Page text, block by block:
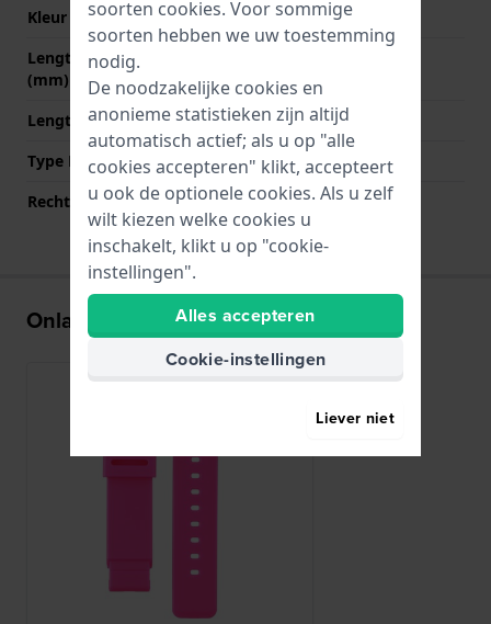
Kleur sluiting
Zilver
Lengte band op 12 uur
(mm)
Lengte band op 6 uur (mm) 105 mm
Type Bevestiging
Schroef
Rechte aanzet
Nee
Onlangs bekeken
soorten cookies. Voor sommige
soorten hebben we uw toestemming
nodig.
De noodzakelijke cookies en
anonieme statistieken zijn altijd
automatisch actief; als u op "alle
cookies accepteren" klikt, accepteert
u ook de optionele cookies. Als u zelf
wilt kiezen welke cookies u
inschakelt, klikt u op "cookie-
instellingen".
Alles accepteren
Cookie-instellingen
Liever niet